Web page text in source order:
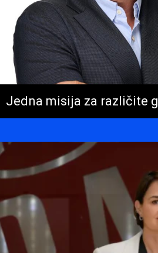
Jedna misija za različite